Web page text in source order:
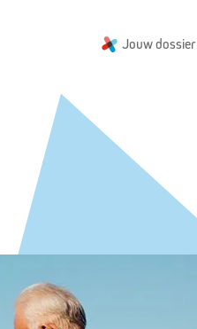
Jouw dossier